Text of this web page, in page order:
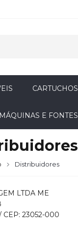
CARTUCHOS
MÁQUINAS E FONTES
Distribuidores
LTDA ME
CEP: 23052-000